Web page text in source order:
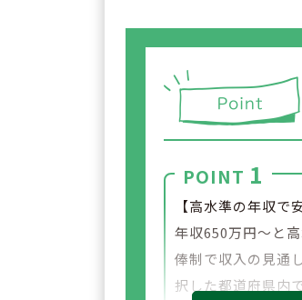
POINT 1
【高水準の年収で
年収650万円～と
俸制で収入の見通
択した都道府県内